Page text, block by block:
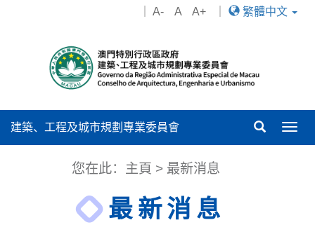
A- A A+ 繁體中文
建築、工程及城市規劃專業委員會
您在此： 主頁 > 最新消息
最新消息